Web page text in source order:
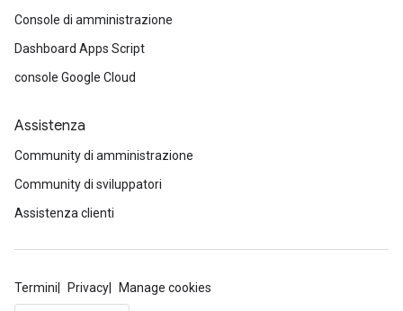
Console di amministrazione
Dashboard Apps Script
console Google Cloud
Assistenza
Community di amministrazione
Community di sviluppatori
Assistenza clienti
Termini Privacy Manage cookies